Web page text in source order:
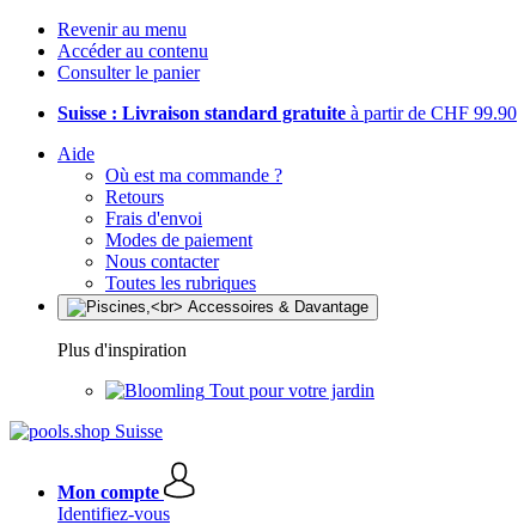
Revenir au menu
Accéder au contenu
Consulter le panier
Suisse : Livraison standard gratuite à partir de CHF 99.90
Aide
Où est ma commande ?
Retours
Frais d'envoi
Modes de paiement
Nous contacter
Toutes les rubriques
Plus d'inspiration
Tout pour votre jardin
Mon compte
Identifiez-vous